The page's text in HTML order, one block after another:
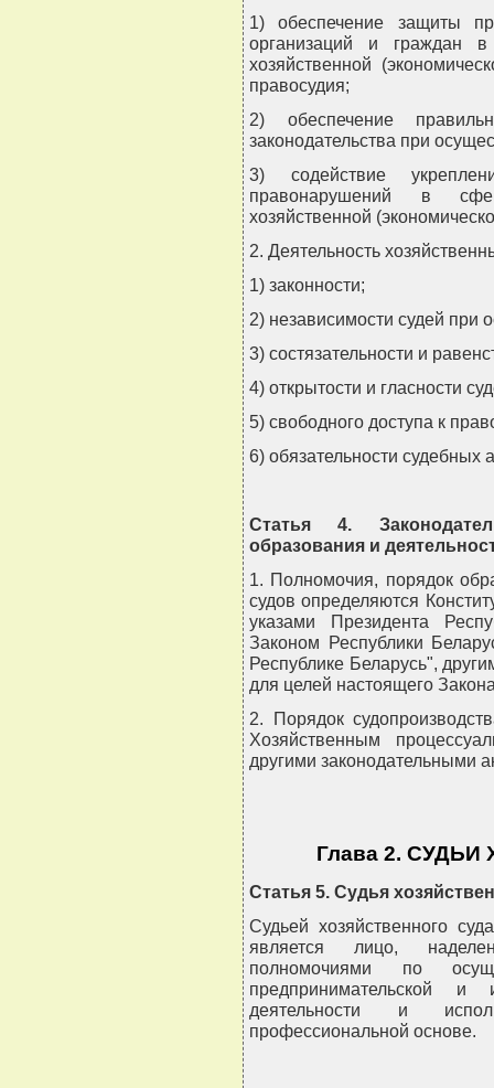
1) обеспечение защиты
организаций и граждан
хозяйственной
правосудия;
2) обеспечение
законодательства при
3) содействие
правонарушений в
хозяйственной
2. Деятельность
1) законности;
2) независимости судей при
3) состязательности и
4) открытости и гласности
5) свободного доступа к
6) обязательности судебных
Статья 4.
образования и
1. Полномочия, порядок
судов определяются
указами Президента
Законом Республики
Республике Беларусь",
для целей настоящего
2. Порядок
Хозяйственным
другими законодательными
Глава 2.
Статья 5. Судья
Судьей хозяйственного
является лицо,
полномочиями по
предпринимательской и
деятельности и
профессиональной основе.